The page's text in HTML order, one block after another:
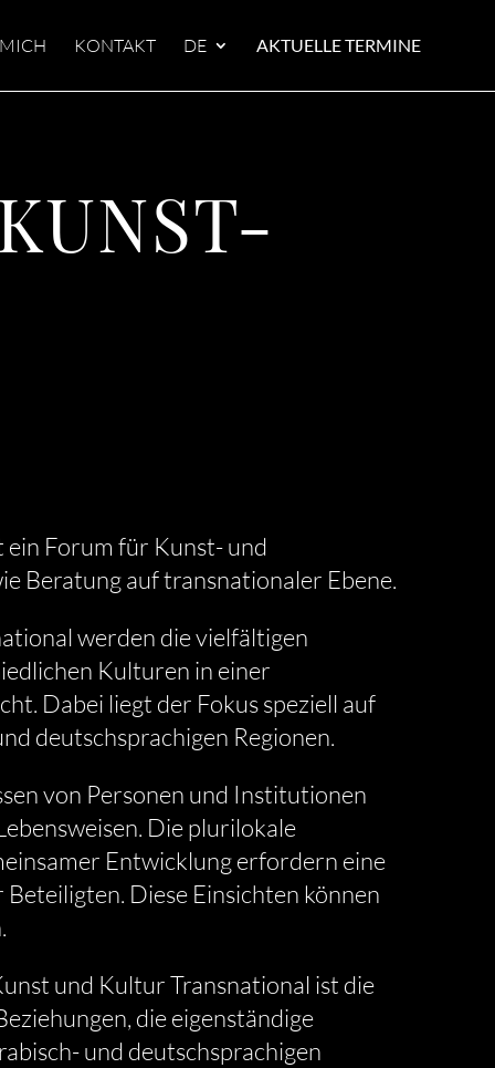
KONTAKT DE AKTUELLE TERMINE
ein Forum für Kunst- und
Beratung auf transnationaler Ebene.
werden die vielfältigen
Kulturen in einer
Dabei liegt der Fokus speziell auf
deutschsprachigen Regionen.
von Personen und Institutionen
Die plurilokale
Entwicklung erfordern eine
Diese Einsichten können
und Kultur Transnational ist die
die eigenständige
und deutschsprachigen